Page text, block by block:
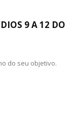
9 A 12 DO
do seu objetivo.